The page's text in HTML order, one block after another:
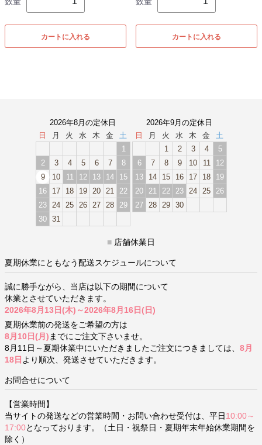
カートに入れる カートに入れる
2026年8月の定休日
日
月 火 水 木 金
土
1
2
3 4 5 6 7
8
9
10 11 12 13 14
15
16
17 18 19 20 21
22
23 24 25 26 27 28
29
30 31
2026年9月の定休日
日
月 火 水 木 金
土
1
2 3 4
5
6
7 8 9 10 11
12
13
14 15 16 17 18
19
20
21 22 23 24 25
26
27 28 29 30
■ 店舗休業日
夏期休業にともなう配送スケジュールについて
誠に勝手ながら、当店は以下の期間について
休業とさせていただきます。
2026年8月13日(木)～2026年8月16日(日)
夏期休業前の発送をご希望の方は
8月10日(月) までにご注文下さいませ。
8月11日～夏期休業中にいただきましたご注文につきましては、 8月
18日 より順次、発送させていただきます。
お問合せについて
【営業時間】
当サイトの発送などの営業時間・お問い合わせ受付は、平日 10:00～
17:00となっております。（土日・祝祭日・夏期年末年始休業期間を
除く）